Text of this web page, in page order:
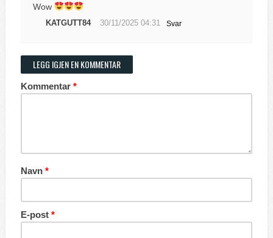
Wow
KATGUTT84 30/11/2025 04:31 Svar
LEGG IGJEN EN KOMMENTAR
Kommentar *
Navn *
E-post *